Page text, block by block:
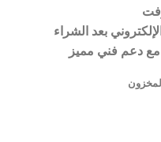
بعد الشراء
دعم فني مميز